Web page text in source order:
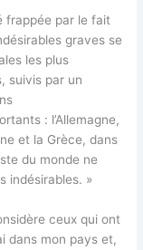
frappée par le fait
graves se
les plus
suivis par un
: l’Allemagne,
et la Grèce, dans
du monde ne
indésirables. »
ceux qui ont
dans mon pays et,